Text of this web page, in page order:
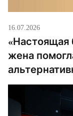
16.07.2026
«Настоящая
жена